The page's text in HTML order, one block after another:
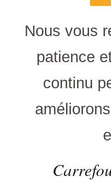
Nous vous
patience
continu